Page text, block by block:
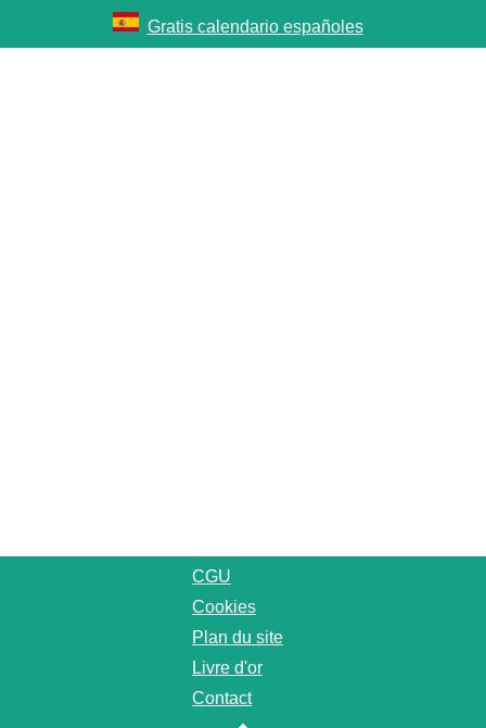
Gratis calendario españoles
CGU
Cookies
Plan du site
Livre d'or
Contact